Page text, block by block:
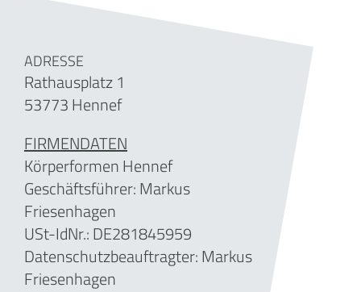
ADRESSE
Rathausplatz 1
53773 Hennef
FIRMENDATEN
Körperformen Hennef
Geschäftsführer:Markus
Friesenhagen
USt-IdNr.: DE281845959
Datenschutzbeauftragter: Markus
Friesenhagen